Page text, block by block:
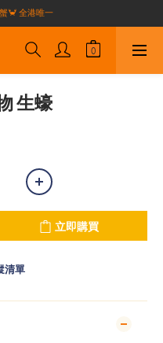
包括偏遠地區）
🦀 全港唯一
包括偏遠地區）
生蠔
立即購買
清單